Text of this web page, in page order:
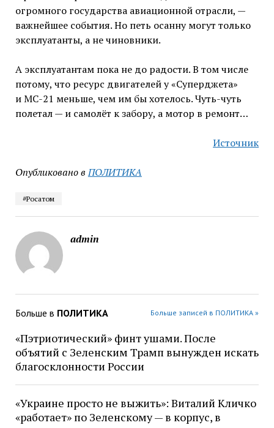
огромного государства авиационной отрасли, —
важнейшее события. Но петь осанну могут только
эксплуатанты, а не чиновники.
А эксплуатантам пока не до радости. В том числе
потому, что ресурс двигателей у «Суперджета»
и МС-21 меньше, чем им бы хотелось. Чуть-чуть
полетал — и самолёт к забору, а мотор в ремонт…
Источник
Опубликовано в ПОЛИТИКА
#Росатом
admin
Больше в ПОЛИТИКА Больше записей в ПОЛИТИКА »
«Пэтриотический» финт ушами. После
объятий с Зеленским Трамп вынужден искать
благосклонности России
«Украине просто не выжить»: Виталий Кличко
«работает» по Зеленскому — в корпус, в